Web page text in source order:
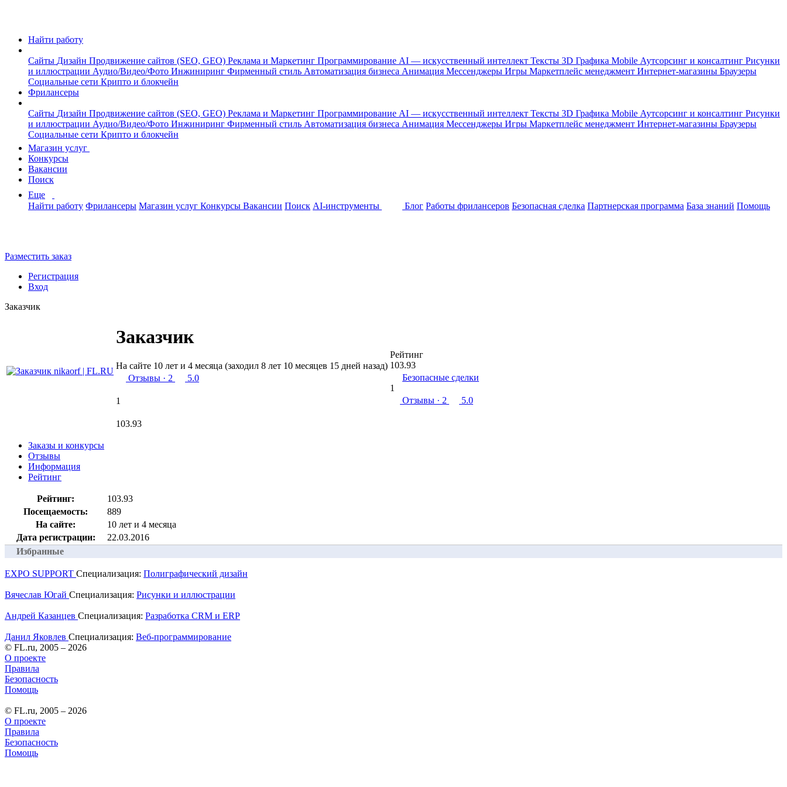
Найти работу
Сайты Дизайн Продвижение сайтов (SEO, GEO) Реклама и Маркетинг Программирование AI — искусственный интеллект Тексты 3D Графика Mobile Аутсорсинг и консалтинг Рисунки
и иллюстрации Аудио/Видео/Фото Инжиниринг Фирменный стиль Автоматизация бизнеса Анимация Мессенджеры Игры Маркетплейс менеджмент Интернет-магазины Браузеры
Социальные сети Крипто и блокчейн
Фрилансеры
Сайты Дизайн Продвижение сайтов (SEO, GEO) Реклама и Маркетинг Программирование AI — искусственный интеллект Тексты 3D Графика Mobile Аутсорсинг и консалтинг Рисунки
и иллюстрации Аудио/Видео/Фото Инжиниринг Фирменный стиль Автоматизация бизнеса Анимация Мессенджеры Игры Маркетплейс менеджмент Интернет-магазины Браузеры
Социальные сети Крипто и блокчейн
Магазин услуг
Конкурсы
Вакансии
Поиск
Еще
Найти работу Фрилансеры Магазин услуг Конкурсы Вакансии Поиск AI-инструменты Блог Работы фрилансеров Безопасная сделка Партнерская программа База знаний Помощь
Разместить заказ
Регистрация
Вход
Заказчик
Заказчик
На сайте 10 лет и 4 месяца (заходил 8 лет 10 месяцев 15 дней назад)
Отзывы · 2 5.0
1
103.93
Рейтинг
103.93
Безопасные сделки
1
Отзывы · 2 5.0
Заказы и конкурсы
Отзывы
Информация
Рейтинг
Рейтинг:
103.93
Посещаемость:
889
На сайте:
10 лет и 4 месяца
Дата регистрации:
22.03.2016
Избранные
EXPO SUPPORT Специализация: Полиграфический дизайн
Вячеслав Югай Специализация: Рисунки и иллюстрации
Андрей Казанцев Специализация: Разработка CRM и ERP
Данил Яковлев Специализация: Веб-программирование
© FL.ru, 2005 – 2026
О проекте
Правила
Безопасность
Помощь
© FL.ru, 2005 – 2026
О проекте
Правила
Безопасность
Помощь